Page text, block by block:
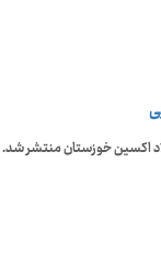
اکسین خوزستان منتشر شد.